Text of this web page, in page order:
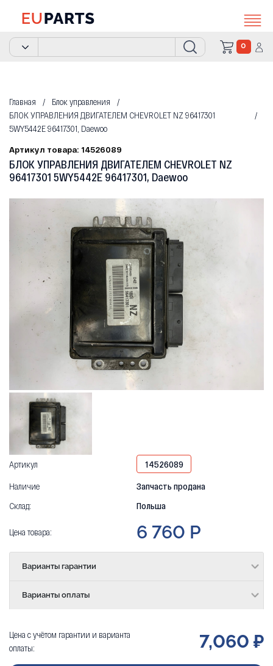
0
Главная
Блок управления
БЛОК УПРАВЛЕНИЯ ДВИГАТЕЛЕМ CHEVROLET NZ 96417301
5WY5442E 96417301, Daewoo
Артикул товара: 14526089
БЛОК УПРАВЛЕНИЯ ДВИГАТЕЛЕМ CHEVROLET NZ
96417301 5WY5442E 96417301, Daewoo
Артикул
14526089
Наличие
Запчасть продана
Склад:
Польша
Цена товара: 6 760 Р
Варианты гарантии
Варианты оплаты
Цена с учётом гарантии и варианта
оплаты:
7,060 ₽